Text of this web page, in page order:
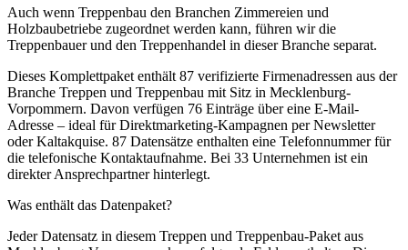
Auch wenn Treppenbau den Branchen Zimmereien und
Holzbaubetriebe zugeordnet werden kann, führen wir die
Treppenbauer und den Treppenhandel in dieser Branche separat.
Dieses Komplettpaket enthält 87 verifizierte Firmenadressen aus der
Branche Treppen und Treppenbau mit Sitz in Mecklenburg-
Vorpommern. Davon verfügen 76 Einträge über eine E-Mail-
Adresse – ideal für Direktmarketing-Kampagnen per Newsletter
oder Kaltakquise. 87 Datensätze enthalten eine Telefonnummer für
die telefonische Kontaktaufnahme. Bei 33 Unternehmen ist ein
direkter Ansprechpartner hinterlegt.
Was enthält das Datenpaket?
Jeder Datensatz in diesem Treppen und Treppenbau-Paket aus